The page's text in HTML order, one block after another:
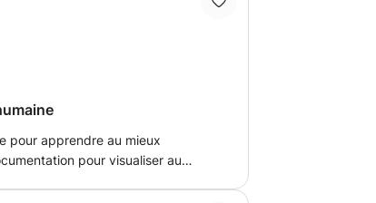
pour apprendre au mieux
pour visualiser au